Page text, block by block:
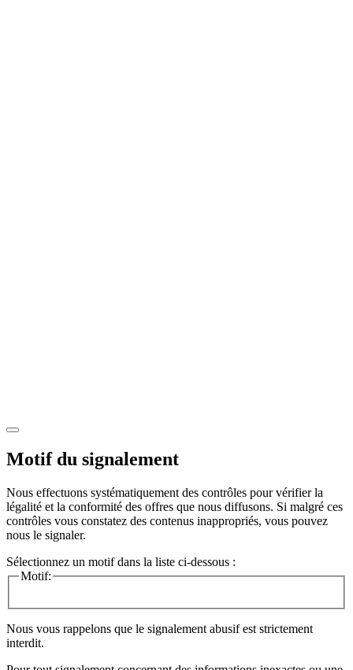
Motif du signalement
Nous effectuons systématiquement des contrôles pour vérifier la
légalité et la conformité des offres que nous diffusons. Si malgré ces
contrôles vous constatez des contenus inappropriés, vous pouvez
nous le signaler.
Sélectionnez un motif dans la liste ci-dessous :
Motif:
Nous vous rappelons que le signalement abusif est strictement
interdit.